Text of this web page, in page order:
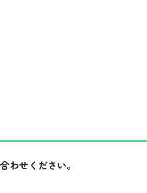
わせください。